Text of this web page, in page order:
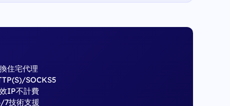
住宅代理
SOCKS5
IP不計費
7技術支援